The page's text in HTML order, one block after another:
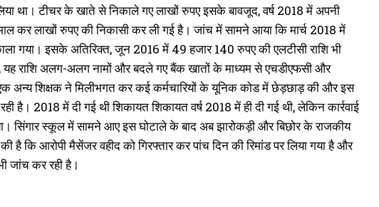
लिया था। टीचर के खाते से निकाले गए लाखों रुपए इसके बावजूद, वर्ष 2018 में अपनी
कर लाखों रुपए की निकासी कर ली गई है। जांच में सामने आया कि मार्च 2018 में
गया। इसके अतिरिक्त, जून 2016 में 49 हजार 140 रुपए की एलटीसी राशि भी
राशि अलग-अलग नामों और बदले गए बैंक खातों के माध्यम से एचडीएफसी और
शिक्षक ने मिलीभगत कर कई कर्मचारियों के यूनिक कोड में छेड़छाड़ की और इस
2018 में दी गई थी शिकायत शिकायत वर्ष 2018 में ही दी गई थी, लेकिन कार्रवाई
सिंगार स्कूल में सामने आए इस घोटाले के बाद अब झारोकड़ी और बिछोर के राजकीय
है कि आरोपी मैसेंजर वहीद को गिरफ्तार कर पांच दिन की रिमांड पर लिया गया है और
जांच कर रही है।